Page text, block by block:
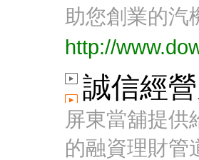
助您創業的汽
http://
誠信經
屏東當舖提供
的融資理財管